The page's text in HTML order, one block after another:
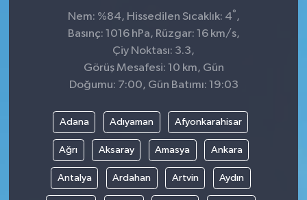
Nem: %84, Hissedilen Sıcaklık: 4°,
Basınç: 1016 hPa, Rüzgar: 16 km/s,
Çiy Noktası: 3.3,
Görüş Mesafesi: 10 km, Gün
Doğumu: 7:00, Gün Batımı: 19:03
Adana Adıyaman Afyonkarahisar
Ağrı Aksaray Amasya Ankara
Antalya Ardahan Artvin Aydın